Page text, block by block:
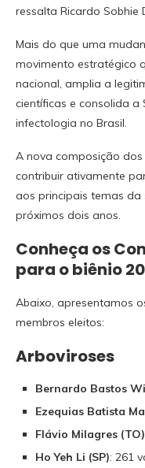
ressalta Ricardo Sobhie
Mais do que uma
movimento estratégico
nacional, amplia a
científicas e consolida a
infectologia no Brasil.
A nova composição
contribuir ativamente
aos principais temas da
próximos dois anos.
Conheça os
para o biênio
Abaixo, apresentamos
membros eleitos:
Arboviroses
Bernardo Bastos
Ezequias Batista
Flávio Milagres (TO)
Ho Yeh Li (SP): 261